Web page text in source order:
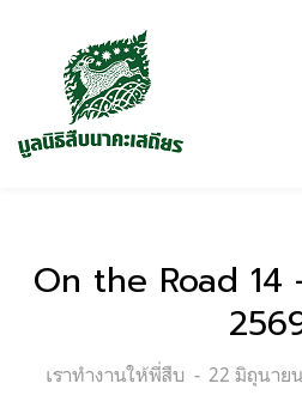
On the Road
Categories:
เราทำงานให้พี่สืบ
Posted
22 มิถุนาย